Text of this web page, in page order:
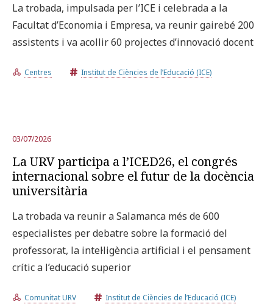
La trobada, impulsada per l’ICE i celebrada a la
Facultat d’Economia i Empresa, va reunir gairebé 200
assistents i va acollir 60 projectes d’innovació docent
Centres Institut de Ciències de l’Educació (ICE)
03/07/2026
La URV participa a l’ICED26, el congrés
internacional sobre el futur de la docència
universitària
La trobada va reunir a Salamanca més de 600
especialistes per debatre sobre la formació del
professorat, la intel·ligència artificial i el pensament
crític a l’educació superior
Comunitat URV Institut de Ciències de l’Educació (ICE)